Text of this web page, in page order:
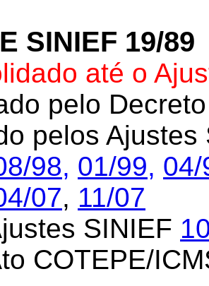
SINIEF 19/89
até o
pelo
pelos
98, 01/99, 04/
07, 11/07
SINIEF
COTEPE/